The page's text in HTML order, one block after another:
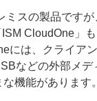
スの製品ですが
CloudOne」
には、クライア
などの外部メデ
機能があります。